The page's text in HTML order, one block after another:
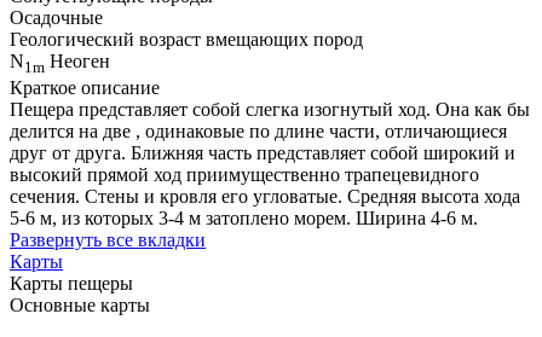
Осадочные
Геологический возраст вмещающих пород
N1m Неоген
Краткое описание
Пещера представляет собой слегка изогнутый ход. Она как бы
делится на две , одинаковые по длине части, отличающиеся
друг от друга. Ближняя часть представляет собой широкий и
высокий прямой ход приимущественно трапецевидного
сечения. Стены и кровля его угловатые. Средняя высота хода
5-6 м, из которых 3-4 м затоплено морем. Ширина 4-6 м.
Развернуть все вкладки
Карты
Карты пещеры
Основные карты